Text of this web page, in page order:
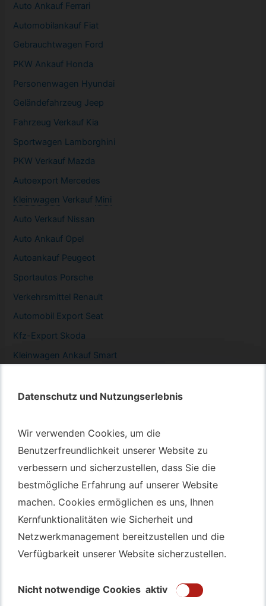
Datenschutz und Nutzungserlebnis
Wir verwenden Cookies, um die
Benutzerfreundlichkeit unserer Website zu
verbessern und sicherzustellen, dass Sie die
bestmögliche Erfahrung auf unserer Website
machen. Cookies ermöglichen es uns, Ihnen
Kernfunktionalitäten wie Sicherheit und
Netzwerkmanagement bereitzustellen und die
Verfügbarkeit unserer Website sicherzustellen.
Nicht notwendige Cookies aktiv
Datenschutz und Nutzungserlebnis
Wir verwenden Cookies, um die
Benutzerfreundlichkeit unserer Website zu
verbessern und sicherzustellen, dass Sie die
bestmögliche Erfahrung auf unserer Website
machen. Cookies ermöglichen es uns, Ihnen
Kernfunktionalitäten wie Sicherheit und
Netzwerkmanagement bereitzustellen und die
Verfügbarkeit unserer Website sicherzustellen.
Nicht notwendige Cookies aktiv
Auto Ankauf Ferrari
Automobilankauf Fiat
Gebrauchtwagen Ford
PKW Ankauf Honda
Personenwagen Hyundai
Geländefahrzeug Jeep
Fahrzeug Verkauf Kia
Sportwagen Lamborghini
PKW Verkauf Mazda
Autoexport Mercedes
Kleinwagen Verkauf Mini
Auto Verkauf Nissan
Auto Ankauf Opel
Autoankauf Peugeot
Sportautos Porsche
Verkehrsmittel Renault
Automobil
Export Seat
Kfz-Export Skoda
Kleinwagen Ankauf Smart
Autotransport Bochum
Autotransport Düsseldorf
Autotransport Essen
Autoexport Gelsenkirchen
GebrauchtwagenAnkauf Bochum